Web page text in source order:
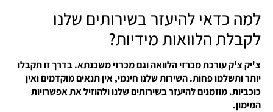
למה כדאי להיעזר בשירותים שלנו
לקבלת הלוואות מידיות?
צ'יק צ'ק עורכת מכרזי הלוואה וגם מכרזי משכנתא. בדרך זו תקבלו
יותר ותשלמו פחות. השירות שלנו חינמי, אין תנאים מוקדמים ואין
כוכביות. מוזמנים להיעזר בשירותים שלנו ולהוזיל את אפשרויות
המימון.